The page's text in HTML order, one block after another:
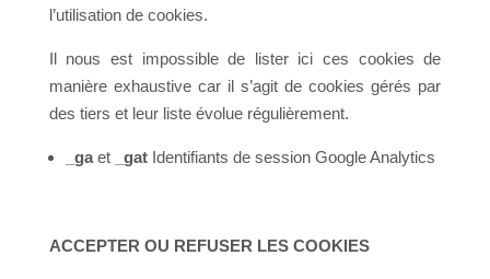
l’utilisation de cookies.
Il nous est impossible de lister ici ces cookies de
manière exhaustive car il s’agit de cookies gérés par
des tiers et leur liste évolue régulièrement.
_gaet _gatIdentifiants de session Google Analytics
ACCEPTER OU REFUSER LES COOKIES